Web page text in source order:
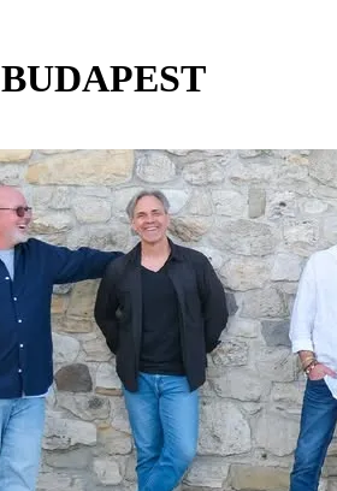
BUDAPEST